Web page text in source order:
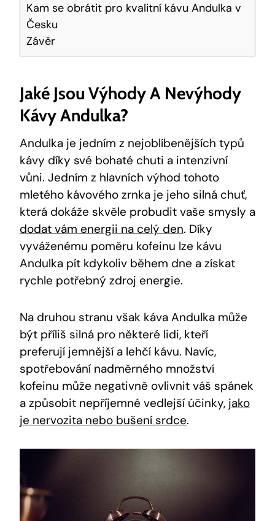
Kam se obrátit pro kvalitní kávu Andulka v
Česku
Závěr
Jaké Jsou Výhody A Nevýhody
Kávy Andulka?
Andulka je jedním z nejoblíbenějších typů
kávy díky své bohaté chuti a intenzivní
vůni. Jedním z hlavních výhod tohoto
mletého kávového zrnka je jeho silná chuť,
která dokáže skvěle probudit vaše smysly a
dodat vám energii na celý den. Díky
vyváženému poměru kofeinu lze kávu
Andulka pít kdykoliv během dne a získat
rychle potřebný zdroj energie.
Na druhou stranu však káva Andulka může
být příliš silná pro některé lidi, kteří
preferují jemnější a lehčí kávu. Navíc,
spotřebování nadměrného množství
kofeinu může negativně ovlivnit váš spánek
a způsobit nepříjemné vedlejší účinky, jako
je nervozita nebo bušení srdce.